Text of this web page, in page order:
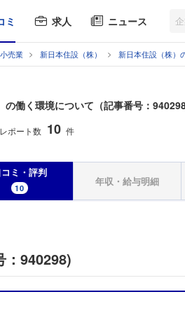
ミ 求人 ニュース
小売業 新日本住設（株） 新日本住設（株）
の働く環境について（記事番号：
レポート数 10 件
ミ・評判
10
年収・給与明細
：940298)